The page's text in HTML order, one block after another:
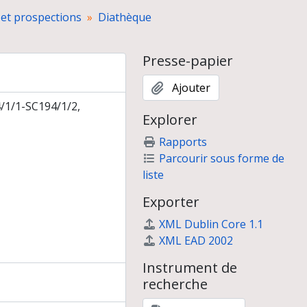
et d'Arabie Saoudite)
prospections
Diathèque
1/1-SC194/1/2,
Presse-papier
Ajouter
Explorer
Rapports
Parcourir sous forme de
liste
Exporter
XML Dublin Core 1.1
XML EAD 2002
Instrument de
recherche